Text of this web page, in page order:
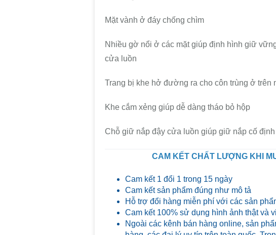
Mặt vành ở đáy chống chìm
Nhiều gờ nổi ở các mặt giúp định hình giữ
cửa luồn
Trang bị khe hở đường ra cho côn trùng ở trên
Khe cắm xẻng giúp dễ dàng tháo bỏ hộp
Chỗ giữ nắp đậy cửa luồn giúp giữ nắp cố
CAM KẾT CHẤT LƯỢNG KHI
Cam kết 1 đổi 1 trong 15 ngày
Cam kết sản phẩm đúng như mô tả
Hỗ trợ đổi hàng miễn phí với các sản
Cam kết 100% sử dụng hình ảnh thật và
Ngoài các kênh bán hàng online, sản